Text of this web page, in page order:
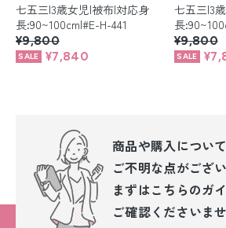
七五三|3歳女児|被布|対応身
長:90~100cm|#E-H-441
¥9,800
¥7,840
七五三|3
長
¥9,800
商品や購入について
ご不明な点がござ
まずはこちらのガ
ご確認くださいませ